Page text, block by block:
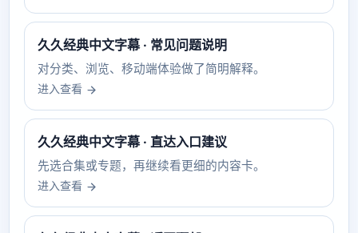
久久经典中文字幕 · 常见问题说明
对分类、浏览、移动端体验做了简明解释。
进入查看
久久经典中文字幕 · 直达入口建议
先选合集或专题，再继续看更细的内容卡。
进入查看